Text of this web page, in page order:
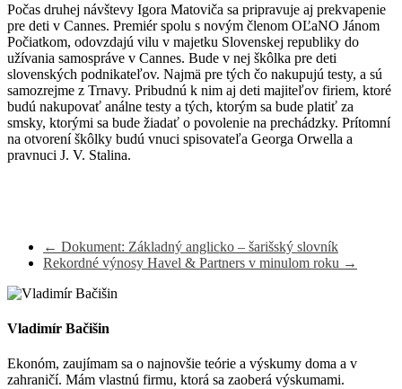
Počas druhej návštevy Igora Matoviča sa pripravuje aj prekvapenie
pre deti v Cannes. Premiér spolu s novým členom OĽaNO Jánom
Počiatkom, odovzdajú vilu v majetku Slovenskej republiky do
užívania samospráve v Cannes. Bude v nej škôlka pre deti
slovenských podnikateľov. Najmä pre tých čo nakupujú testy, a sú
samozrejme z Trnavy. Pribudnú k nim aj deti majiteľov firiem, ktoré
budú nakupovať análne testy a tých, ktorým sa bude platiť za
smsky, ktorými sa bude žiadať o povolenie na prechádzky. Prítomní
na otvorení škôlky budú vnuci spisovateľa Georga Orwella a
pravnuci J. V. Stalina.
← Dokument: Základný anglicko – šarišský slovník
Rekordné výnosy Havel & Partners v minulom roku →
Vladimír Bačišin
Ekonóm, zaujímam sa o najnovšie teórie a výskumy doma a v
zahraničí. Mám vlastnú firmu, ktorá sa zaoberá výskumami.